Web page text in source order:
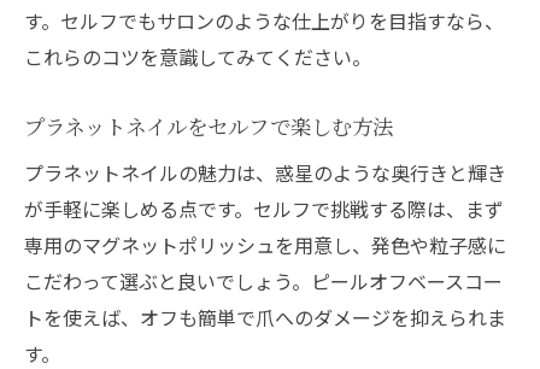
す。セルフでもサロンのような仕上がりを目指すなら、
これらのコツを意識してみてください。
プラネットネイルをセルフで楽しむ方法
プラネットネイルの魅力は、惑星のような奥行きと輝き
が手軽に楽しめる点です。セルフで挑戦する際は、まず
専用のマグネットポリッシュを用意し、発色や粒子感に
こだわって選ぶと良いでしょう。ピールオフベースコー
トを使えば、オフも簡単で爪へのダメージを抑えられま
す。